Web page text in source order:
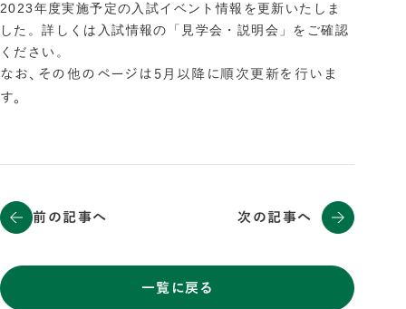
2023年度実施予定の入試イベント情報を更新いたしま
した。詳しくは入試情報の「見学会・説明会」をご確認
ください。
なお、その他のページは5月以降に順次更新を行いま
す。
前の記事へ
一覧に戻る
次の記事へ